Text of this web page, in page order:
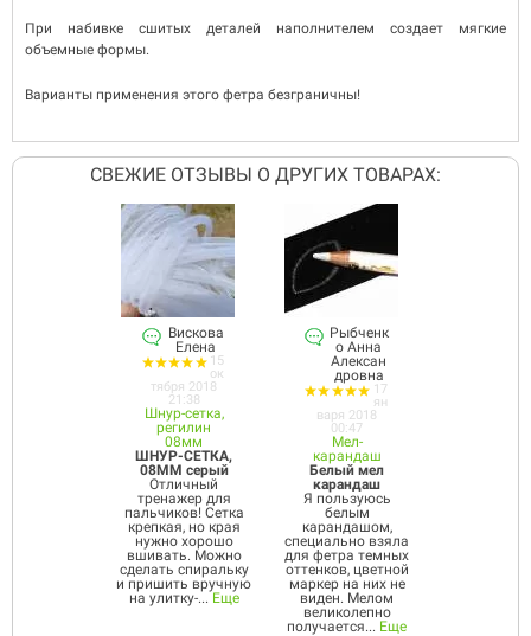
При набивке сшитых деталей наполнителем создает мягкие
объемные формы.
Варианты применения этого фетра безграничны!
СВЕЖИЕ ОТЗЫВЫ О ДРУГИХ ТОВАРАХ:
Вискова
Елена
15
ок
тября 2018
21:38
Шнур-сетка,
регилин
08мм
ШНУР-СЕТКА,
08ММ серый
Отличный
тренажер для
пальчиков! Сетка
крепкая, но края
нужно хорошо
вшивать. Можно
сделать спиральку
и пришить вручную
на улитку-...Еще
Рыбченк
о Анна
Алексан
дровна
17
ян
варя 2018
00:47
Мел-
карандаш
Белый мел
карандаш
Я пользуюсь
белым
карандашом,
специально взяла
для фетра темных
оттенков, цветной
маркер на них не
виден. Мелом
великолепно
получается... Еще